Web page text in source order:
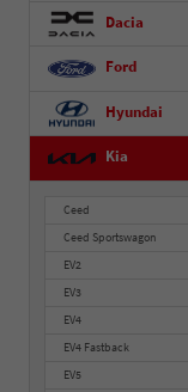
Dacia
Ford
Hyundai
Kia
Ceed
Ceed Sportswagon
EV2
EV3
EV4
EV4 Fastback
EV5